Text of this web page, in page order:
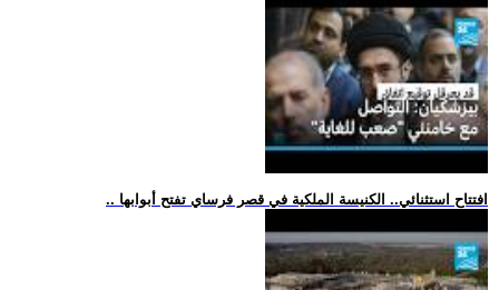
.. افتتاح استثنائي.. الكنيسة الملكية في قصر فرساي تفتح أبوابها